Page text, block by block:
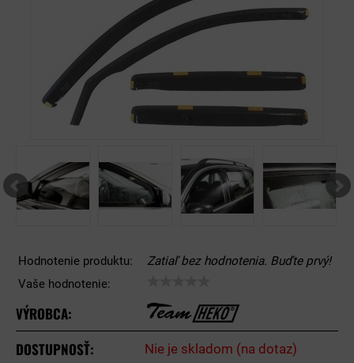
Hodnotenie produktu:
Zatiaľ bez hodnotenia. Buďte prvý!
Vaše hodnotenie:
VÝROBCA:
DOSTUPNOSŤ:
Nie je skladom (na dotaz)